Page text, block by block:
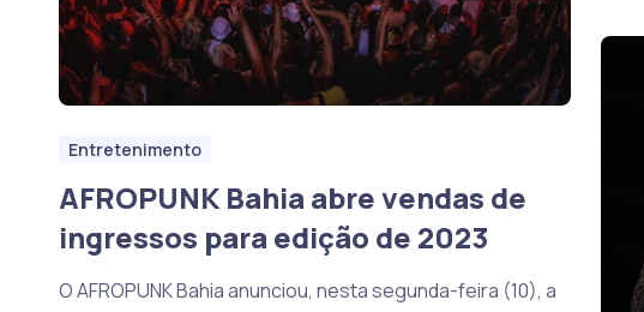
Entretenimento
AFROPUNK Bahia abre vendas de
ingressos para edição de 2023
O AFROPUNK Bahia anunciou, nesta segunda-feira (10), a